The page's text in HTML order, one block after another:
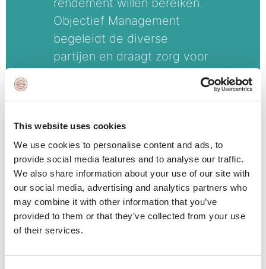
This website uses cookies
We use cookies to personalise content and ads, to
provide social media features and to analyse our traffic.
We also share information about your use of our site with
our social media, advertising and analytics partners who
may combine it with other information that you’ve
provided to them or that they’ve collected from your use
of their services.
Objectief Management
begeleidt de diverse
partijen en draagt zorg voor
ondernemers, bewoners en
de overheid.
Het goed organiseren van
het beheer is van groot
belang om de duurzaamheid
en de kwaliteit van een